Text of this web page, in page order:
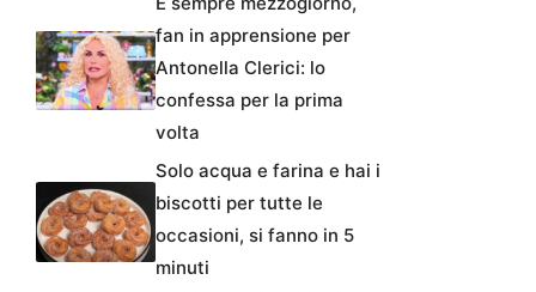
fan in apprensione per
Antonella Clerici: lo
confessa per la prima
volta
Solo acqua e farina e hai i
biscotti per tutte le
occasioni, si fanno in 5
minuti